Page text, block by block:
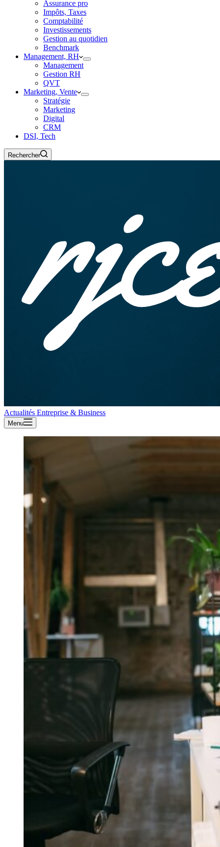
Assurance pro
Impôts, Taxes
Comptabilité
Investissements
Gestion au quotidien
Benchmark
Management, RH
Management
Gestion RH
QVT
Marketing, Vente
Stratégie
Marketing
Digital
CRM
DSI, Tech
Rechercher
Actualités Entreprise & Business
Menu